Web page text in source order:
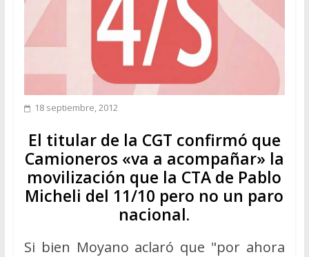
18 septiembre, 2012
El titular de la CGT confirmó que
Camioneros «va a acompañar» la
movilización que la CTA de Pablo
Micheli del 11/10 pero no un paro
nacional.
Si bien Moyano aclaró que "por ahora